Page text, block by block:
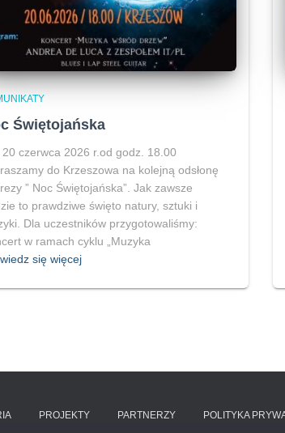
Świętojańska
20 czerwca 2026 r.od godz. 18.00
do Krzeszowa na kolejną odsłonę
” Noc Świętojańska”. Jak zawsze
to prawdziwe święto natury, sztuki i
Dla uczestników przygotowaliśmy:
w ramach cyklu „Muzyka
się więcej
PROJEKTY PARTNERZY POLITYKA